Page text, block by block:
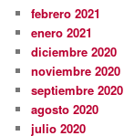
febrero 2021
enero 2021
diciembre 2020
noviembre 2020
septiembre 2020
agosto 2020
julio 2020